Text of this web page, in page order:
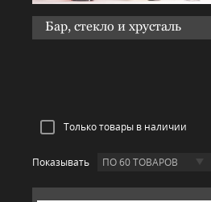
Бар, стекло и хрусталь
Только товары в наличии
Показывать ПО 60 ТОВАРОВ